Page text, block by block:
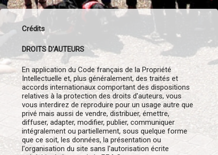
Crédits
DROITS D'AUTEURS
En application du Code français de la Propriété
Intellectuelle et, plus généralement, des traités et
accords internationaux comportant des dispositions
relatives à la protection des droits d'auteurs, vous
vous interdirez de reproduire pour un usage autre que
privé mais aussi de vendre, distribuer, émettre,
diffuser, adapter, modifier, publier, communiquer
intégralement ou partiellement, sous quelque forme
que ce soit, les données, la présentation ou
l'organisation du site sans l'autorisation écrite